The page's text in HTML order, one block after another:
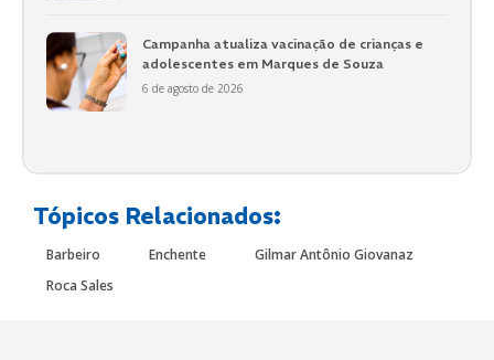
Campanha atualiza vacinação de crianças e
adolescentes em Marques de Souza
6 de agosto de 2026
Tópicos Relacionados:
Barbeiro Enchente
Gilmar Antônio Giovanaz
Roca Sales